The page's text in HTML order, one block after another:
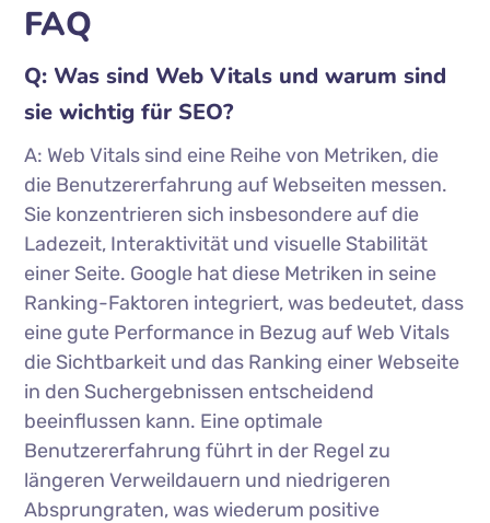
FAQ
Q: Was sind Web Vitals und warum sind
sie wichtig für SEO?
A: Web Vitals sind eine Reihe von Metriken, die
die Benutzererfahrung auf Webseiten messen.
Sie konzentrieren sich insbesondere auf die
Ladezeit, Interaktivität und visuelle Stabilität
einer Seite. Google hat diese Metriken in seine
Ranking-Faktoren integriert, was bedeutet, dass
eine gute Performance in Bezug auf Web Vitals
die Sichtbarkeit und das Ranking einer Webseite
in den Suchergebnissen entscheidend
beeinflussen kann. Eine optimale
Benutzererfahrung führt in der Regel zu
längeren Verweildauern und niedrigeren
Absprungraten, was wiederum positive